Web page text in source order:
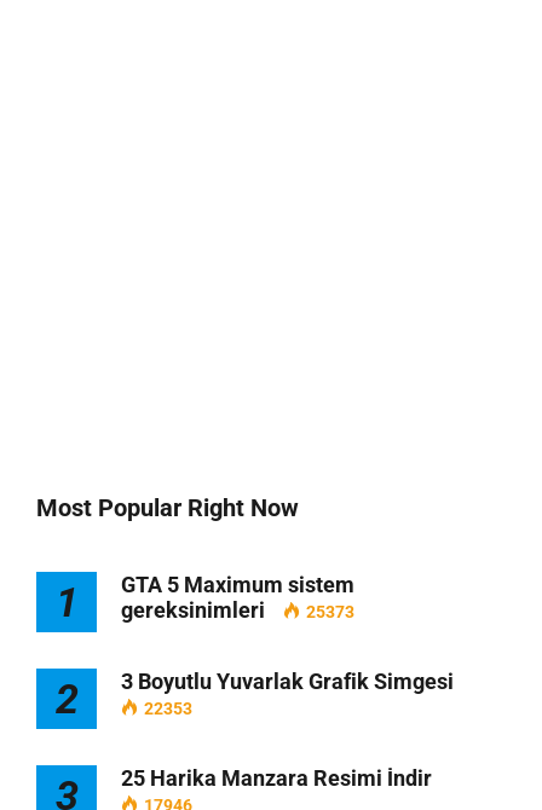
Most Popular Right Now
1
GTA 5 Maximum sistem
gereksinimleri
25373
2 3 Boyutlu Yuvarlak Grafik Simgesi
22353
3 25 Harika Manzara Resimi İndir
17946